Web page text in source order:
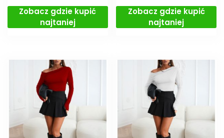
Zobacz gdzie kupić
najtaniej
Zobacz gdzie kupić
najtaniej